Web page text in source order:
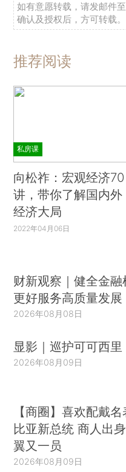
如有意愿转载，请发邮件至
确认及授权后，方可转载。
推荐阅读
私房课
向松祚：宏观经济70
讲，带你了解国内外
经济大局
2022年04月06日
财新观察｜健全金融
更好服务高质量发展
2026年08月08日
显影｜巡护可可西里
2026年08月09日
【商圈】喜欢配戴
比亚新总统 商人出
翼又一员
2026年08月09日